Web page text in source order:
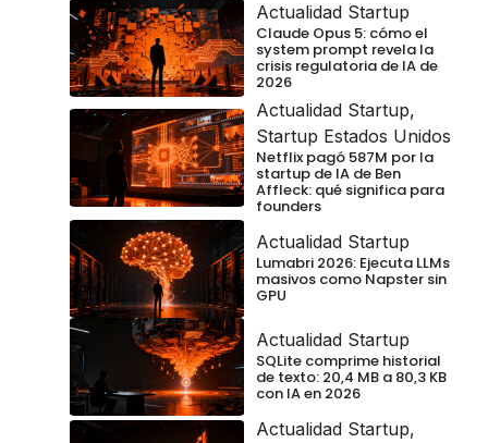
Actualidad Startup
Claude Opus 5: cómo el
system prompt revela la
crisis regulatoria de IA de
2026
Actualidad Startup,
Startup Estados Unidos
Netflix pagó 587M por la
startup de IA de Ben
Affleck: qué significa para
founders
Actualidad Startup
Lumabri 2026: Ejecuta LLMs
masivos como Napster sin
GPU
Actualidad Startup
SQLite comprime historial
de texto: 20,4 MB a 80,3 KB
con IA en 2026
Actualidad Startup,